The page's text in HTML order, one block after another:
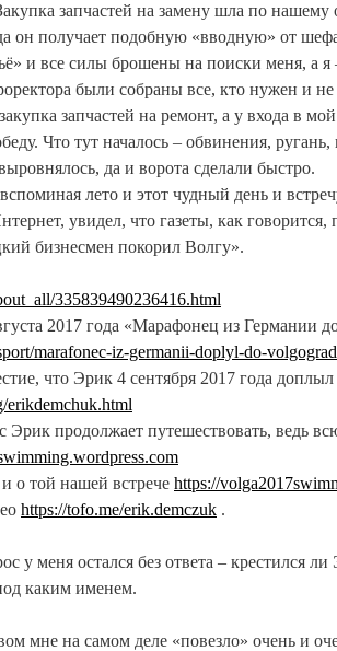
запчастей на замену шла по
он получает подобную «вводную» от
и все силы брошены на поиски меня, а
были собраны все, кто нужен и
запчастей на ремонт, а у входа в
Что тут началось – обвинения,
да и ворота сделали быстро.
лето и этот чудный день и
увидел, что газеты, как
бизнесмен покорил Волгу».
335839490236416.html
2017 года «Марафонец из Германии
marafonec-iz-germanii-doplyl-do-
что Эрик 4 сентября 2017 года
erikdemchuk.html
Эрик продолжает путешествовать, ведь
о той нашей встрече https://
https://tofo.me/erik.demczuk .
у меня остался без ответа – крестился
каким именем.
мне на самом деле «повезло» очень и